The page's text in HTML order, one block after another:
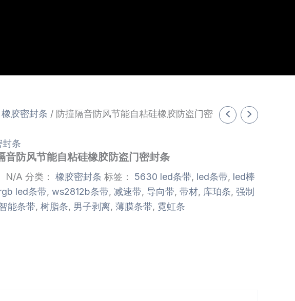
橡胶密封条 / 防撞隔音防风节能自粘硅橡胶防盗门密
封条
音防风节能自粘硅橡胶防盗门密封条
N/A 分类： 橡胶密封条 标签： 5630 led条带, led条带, led棒
led条带, ws2812b条带, 减速带, 导向带, 带材, 库珀条, 强制
能条带, 树脂条, 男子剥离, 薄膜条带, 霓虹条